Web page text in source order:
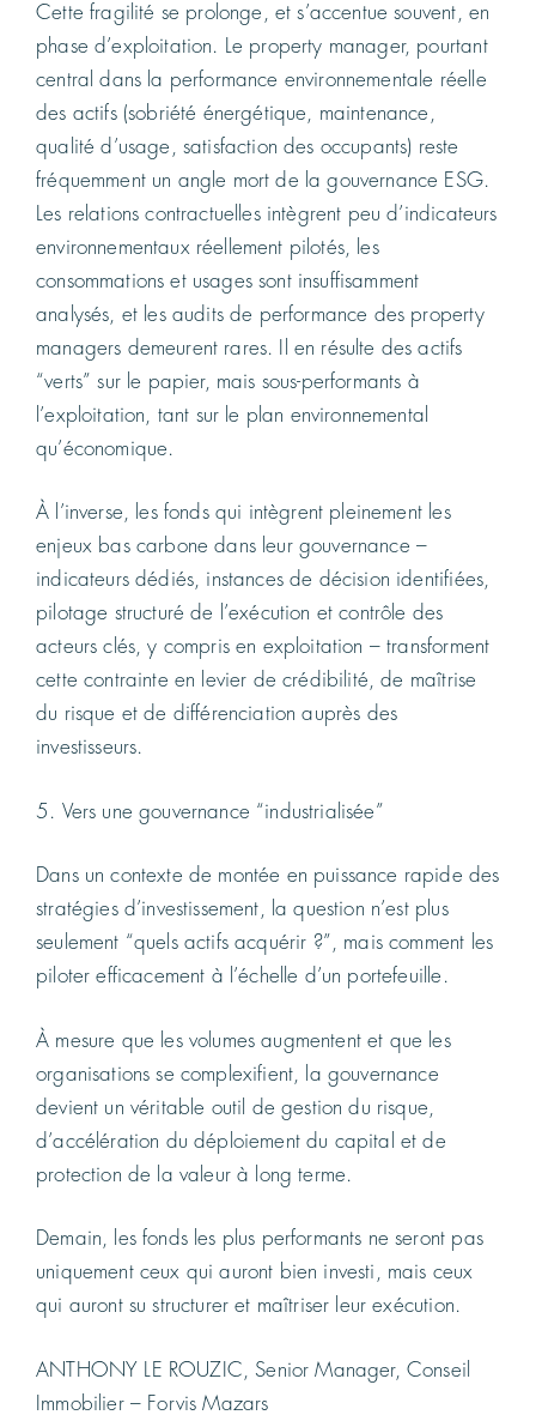
Cette fragilité se prolonge, et s’accentue souvent, en
phase d’exploitation. Le property manager, pourtant
central dans la performance environnementale réelle
des actifs (sobriété énergétique, maintenance,
qualité d’usage, satisfaction des occupants) reste
fréquemment un angle mort de la gouvernance ESG.
Les relations contractuelles intègrent peu d’indicateurs
environnementaux réellement pilotés, les
consommations et usages sont insuffisamment
analysés, et les audits de performance des property
managers demeurent rares. Il en résulte des actifs
“verts” sur le papier, mais sous-performants à
l’exploitation, tant sur le plan environnemental
qu’économique.
À l’inverse, les fonds qui intègrent pleinement les
enjeux bas carbone dans leur gouvernance –
indicateurs dédiés, instances de décision identifiées,
pilotage structuré de l’exécution et contrôle des
acteurs clés, y compris en exploitation – transforment
cette contrainte en levier de crédibilité, de maîtrise
du risque et de différenciation auprès des
investisseurs.
5. Vers une gouvernance “industrialisée”
Dans un contexte de montée en puissance rapide des
stratégies d’investissement, la question n’est plus
seulement “quels actifs acquérir ?”, mais comment les
piloter efficacement à l’échelle d’un portefeuille.
À mesure que les volumes augmentent et que les
organisations se complexifient, la gouvernance
devient un véritable outil de gestion du risque,
d’accélération du déploiement du capital et de
protection de la valeur à long terme.
Demain, les fonds les plus performants ne seront pas
uniquement ceux qui auront bien investi, mais ceux
qui auront su structurer et maîtriser leur exécution.
ANTHONY LE ROUZIC, Senior Manager, Conseil
Immobilier – Forvis Mazars